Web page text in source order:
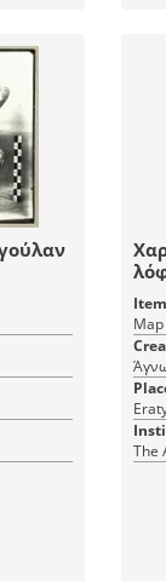
Map
The